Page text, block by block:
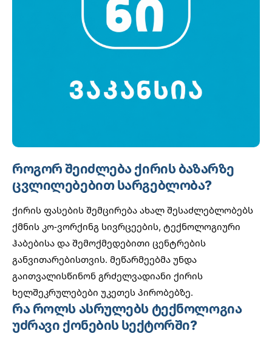
როგორ შეიძლება ქირის ბაზარზე
ცვლილებებით სარგებლობა?
ქირის ფასების შემცირება ახალ შესაძლებლობებს
ქმნის კო-ვორქინგ სივრცეების, ტექნოლოგიური
ჰაბებისა და შემოქმედებითი ცენტრების
განვითარებისთვის. მეწარმეებმა უნდა
გაითვალისწინონ გრძელვადიანი ქირის
ხელშეკრულებები უკეთეს პირობებზე.
რა როლს ასრულებს ტექნოლოგია
უძრავი ქონების სექტორში?